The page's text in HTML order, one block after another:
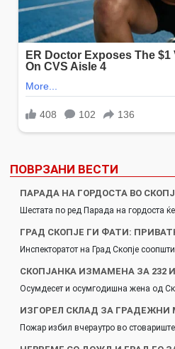
ПОВРЗАНИ ВЕСТИ
ПАРАДА НА ГОРДОСТА ВО
Шестата по ред Парада на гордоста
ГРАД СКОПЈЕ ГИ ФАТИ:
Инспекторатот на Град Скопје
СКОПЈАНКА ИЗМАМЕНА ЗА 232
Осумдесет и осумгодишна жена од
ИЗГОРЕЛ СКЛАД ЗА ГРАДЕЖНИ
Пожар избил вчераутро во